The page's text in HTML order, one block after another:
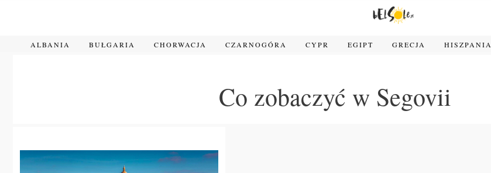
ALBANIA BUŁGARIA CHORWACJA CZARNOGÓRA CYPR EGIPT GRECJA HISZPANIA
Co zobaczyć w Segovii